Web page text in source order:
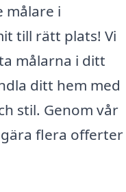
målare i
till rätt plats! Vi
målarna i ditt
ditt hem med
stil. Genom vår
flera offerter